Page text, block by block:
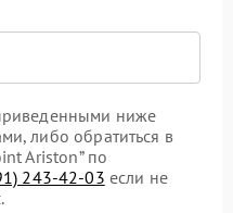
ниже
либо обратиться в
Ariston” по
243-42-03 если не